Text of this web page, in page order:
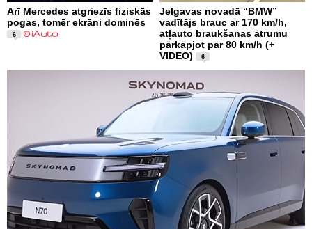
Arī Mercedes atgriezīs fiziskās
pogas, tomēr ekrāni dominēs
6
Jelgavas novadā “BMW”
vadītājs brauc ar 170 km/h,
atļauto braukšanas ātrumu
pārkāpjot par 80 km/h (+
VIDEO)
6